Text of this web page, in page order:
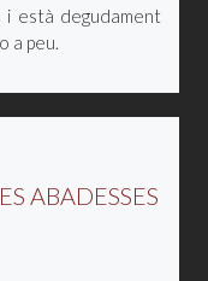
està degudament
a peu.
ABADESSES